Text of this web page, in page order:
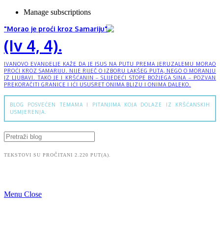
Manage subscriptions
"Morao je proći kroz Samariju"
(Iv 4, 4).
IVANOVO EVANĐELJE KAŽE DA JE ISUS NA PUTU PREMA JERUZALEMU MORAO
PROĆI KROZ SAMARIJU. NIJE RIJEČ O IZBORU LAKŠEG PUTA, NEGO O MORANJU
IZ LJUBAVI. TAKO JE I KRŠĆANIN – SLIJEDEĆI STOPE BOŽJEGA SINA – POZVAN
PREKORAČITI GRANICE I IĆI USUSRET ONIMA BLIZU I ONIMA DALEKO.
BLOG POSVEĆEN TEMAMA I PITANJIMA KOJA DOLAZE IZ KRŠĆANSKIH
USMJERENJA.
TEKSTOVI SU PROČITANI 2.220 PUT(A).
Menu Close